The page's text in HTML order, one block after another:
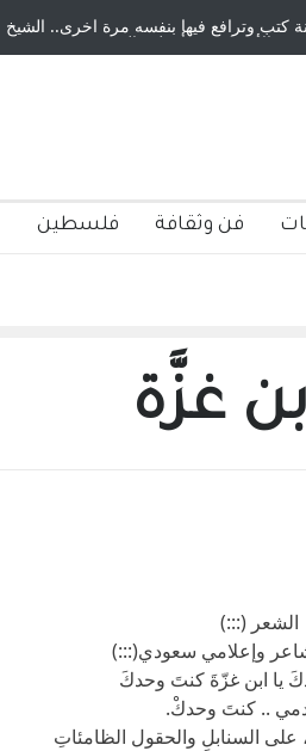
كتب وترافع فيها بنفسه مرة اخرى.. الشيخ
الأمريكية ، فأعطوه الجنسية عن يد وهم
صاغرون،
فن وثقافة فلسطين
غزَّة
الشعر (:::)
وإعلامي سعودي(:::)
يا ابن غزّةَ كنتَ وحدكَ
دمي .. كنتَ وحدكْ.
على السنابلِ والحقول الظامئاتِ